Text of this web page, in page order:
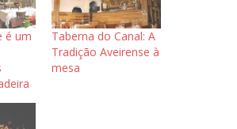
é um
Taberna do Canal: A
Tradição Aveirense à
mesa